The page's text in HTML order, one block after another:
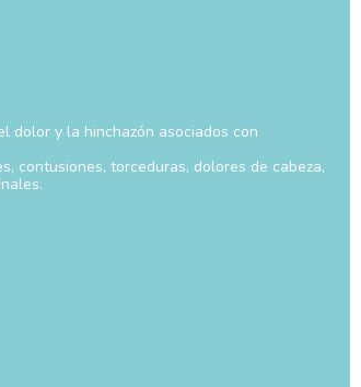
dolor y la hinchazón asociados con
contusiones, torceduras, dolores de cabeza,